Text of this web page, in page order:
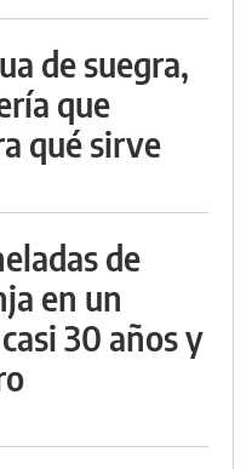
de suegra,
que
qué sirve
de
en un
30 años y